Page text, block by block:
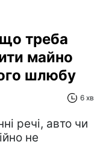
треба
майно
шлюбу
6 хв
речі, авто чи
не